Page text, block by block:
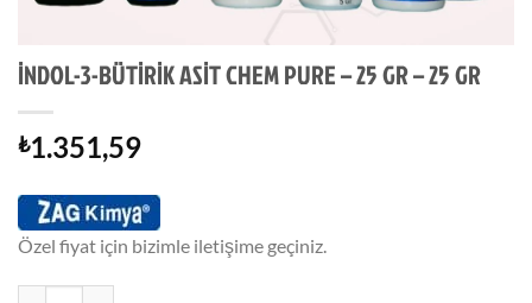
İNDOL-3-BÜTİRİK ASİT CHEM PURE – 25 GR – 25 GR
₺1.351,59
Özel fiyat için bizimle iletişime geçiniz.